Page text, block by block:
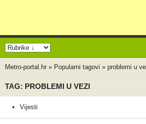
Metro-portal.hr » Popularni tagovi » problemi u
TAG: PROBLEMI U VEZI
Vijesti